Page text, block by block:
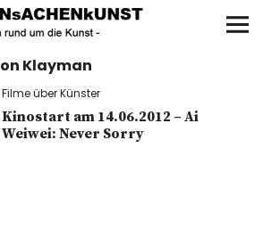
IN SACHEN
Klayman
Filme über Künster
Kinostart am 14.06.2012 – Ai
Weiwei: Never Sorry